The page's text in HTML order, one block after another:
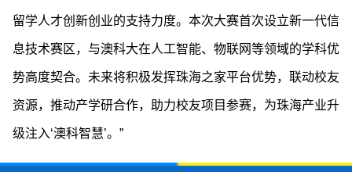
留学人才创新创业的支持力度。本次大赛首次设立新一代信
息技术赛区，与澳科大在人工智能、物联网等领域的学科优
势高度契合。未来将积极发挥珠海之家平台优势，联动校友
资源，推动产学研合作，助力校友项目参赛，为珠海产业升
级注入‘澳科智慧’。”